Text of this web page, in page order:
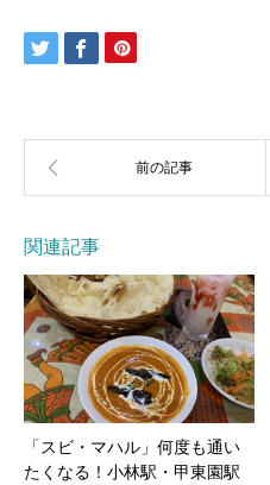
関連記事
「スビ・マハル」何度も通い
たくなる！小林駅・甲東園駅